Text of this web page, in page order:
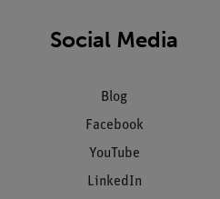
Social Media
Blog
Facebook
YouTube
LinkedIn